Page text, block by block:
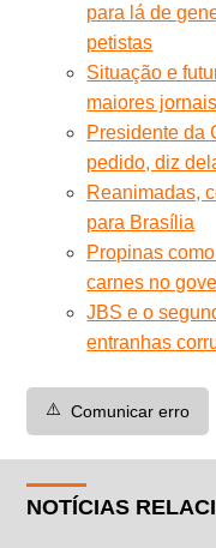
para lá de
petistas
Situação e
maiores
Presidente da
pedido, diz
Reanimadas,
para Brasília
Propinas
carnes no
JBS e o
entranhas
⚠️ Comunicar erro
NOTÍCIAS